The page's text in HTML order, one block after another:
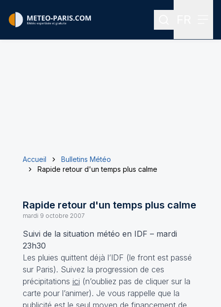
Rechercher
Accueil
Bulletins Météo
Rapide retour d'un temps plus calme
Rapide retour d'un temps plus calme
mardi 9 octobre 2007
Suivi de la situation météo en IDF – mardi
23h30
Les pluies quittent déjà l’IDF (le front est passé
sur Paris). Suivez la progression de ces
précipitations ici (n’oubliez pas de cliquer sur la
carte pour l’animer). Je vous rappelle que la
publicité est le seul moyen de financement de